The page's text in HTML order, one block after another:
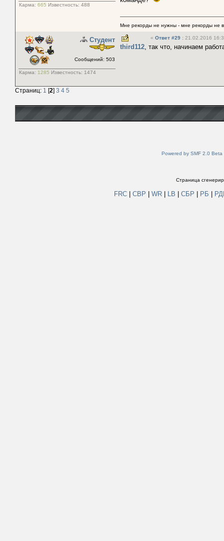
Карма: 665 Известность: 488
Мне рекорды не нужны - мне рекорды не
Студент
Сообщений: 503
Карма: 1285 Известность: 1474
« Ответ #29 : 21.02.2016
third112, так что, начинаем
Страниц: 1 [2] 3 4 5
Powered by SMF 2.0 Beta
Страница
FRC СВР WR LB СБР РБ